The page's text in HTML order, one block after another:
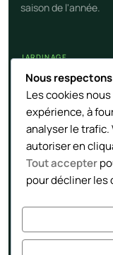
saison de l'année.
JARDINAGE
Calendrier potager
Cultures et légumes
Techniques
LÉGAL
Nous
Les cookies
expérience, à
analyser le trafic.
autoriser en
Tout accepter
pour décliner les